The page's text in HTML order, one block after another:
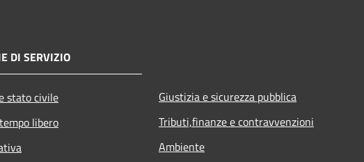
DI SERVIZIO
stato civile
libero
Giustizia e sicurezza pubblica
Tributi,finanze e contravvenzioni
Ambiente